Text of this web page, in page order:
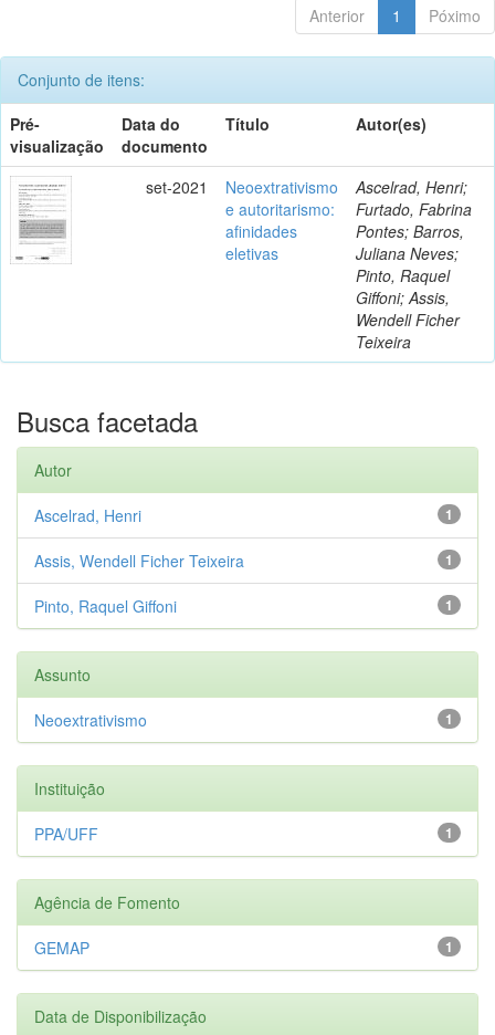
Anterior 1 Póximo
Conjunto de itens:
Pré-
visualização
Data do
documento
Título Autor(es)
set-2021
Neoextrativismo
e autoritarismo:
afinidades
eletivas
Ascelrad, Henri;
Furtado, Fabrina
Pontes; Barros,
Juliana Neves;
Pinto, Raquel
Giffoni; Assis,
Wendell Ficher
Teixeira
Busca facetada
Autor
1
Ascelrad, Henri
1
Assis, Wendell Ficher Teixeira
1
Pinto, Raquel Giffoni
Assunto
1
Neoextrativismo
Instituição
1
PPA/UFF
Agência de Fomento
1
GEMAP
Data de Disponibilização